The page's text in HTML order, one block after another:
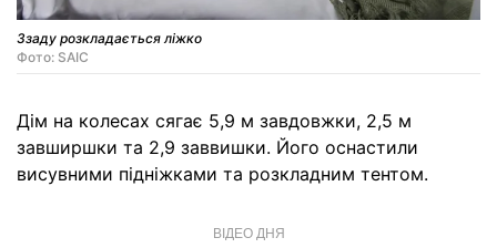
Ззаду розкладається ліжко
Фото: SAIC
Дім на колесах сягає 5,9 м завдовжки, 2,5 м
завширшки та 2,9 заввишки. Його оснастили
висувними підніжками та розкладним тентом.
ВІДЕО ДНЯ